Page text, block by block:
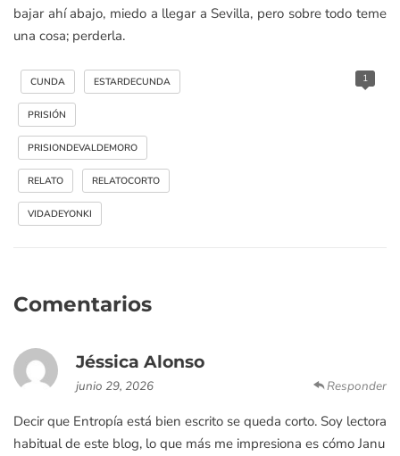
bajar ahí abajo, miedo a llegar a Sevilla, pero sobre todo teme
una cosa; perderla.
1
CUNDA ESTARDECUNDA
PRISIÓN
PRISIONDEVALDEMORO
RELATO RELATOCORTO
VIDADEYONKI
Comentarios
Jéssica Alonso
junio 29, 2026 Responder
Decir que Entropía está bien escrito se queda corto. Soy lectora
habitual de este blog, lo que más me impresiona es cómo Janu